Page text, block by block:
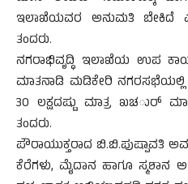
ಇಲಾಖೆಯವರ ಅನುಮತಿ ಬೇಕಿದೆ
ತಂದರು.
ನಗರಾಭಿವೃದ್ಧಿ ಇಲಾಖೆಯ ಉಪ
ಮಾತನಾಡಿ ಮಡಿಕೇರಿ ನಗರಸಭೆಯಲ್ಲಿ
30 ಲಕ್ಷದಷ್ಟು ಮಾತ್ರ ಖಚರ್ು
ತಂದರು.
ಪೌರಾಯುಕ್ತರಾದ ಬಿ.ಬಿ.ಪುಷ್ಪಾವತಿ
ಕೆರೆಗಳು, ಮೈದಾನ ಹಾಗೂ ಸ್ಮಶಾನ